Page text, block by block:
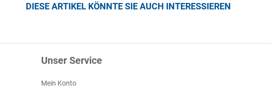
DIESE ARTIKEL KÖNNTE SIE AUCH INTERESSIEREN
Unser Service
Mein Konto